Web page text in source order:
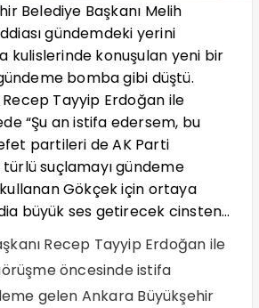
Belediye Başkanı Melih
gündemdeki yerini
kulislerinde konuşulan yeni bir
bomba gibi düştü.
Tayyip Erdoğan ile
“Şu an istifa edersem, bu
partileri de AK Parti
türlü suçlamayı gündeme
Gökçek için ortaya
büyük ses getirecek cinsten…
Recep Tayyip Erdoğan ile
öncesinde istifa
gelen Ankara Büyükşehir